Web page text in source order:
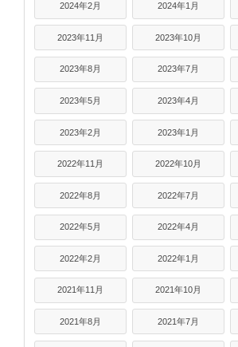
2024年2月 2024年1月
2023年11月 2023年10月
2023年8月 2023年7月
2023年5月 2023年4月
2023年2月 2023年1月
2022年11月 2022年10月
2022年8月 2022年7月
2022年5月 2022年4月
2022年2月 2022年1月
2021年11月 2021年10月
2021年8月 2021年7月